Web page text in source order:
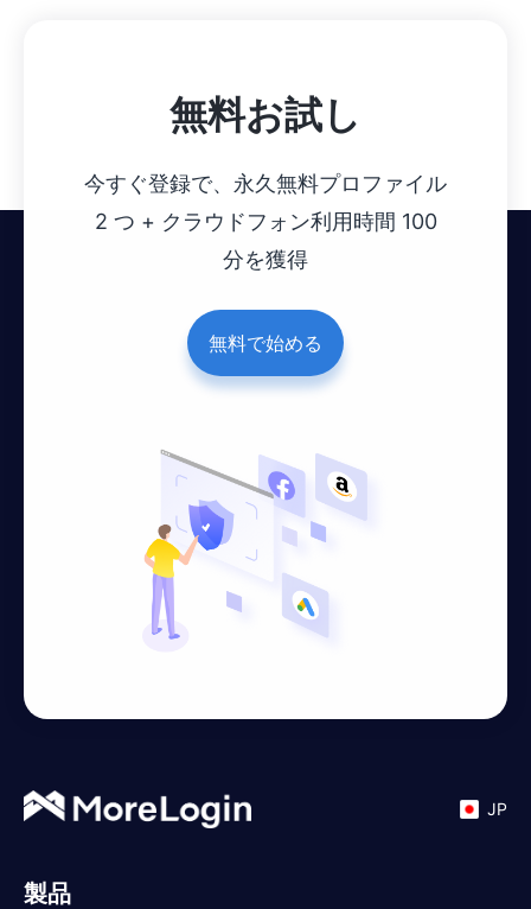
無料お試し
今すぐ登録で、永久無料プロファイル
2 つ + クラウドフォン利用時間 100
分を獲得
無料で始める
JP
製品